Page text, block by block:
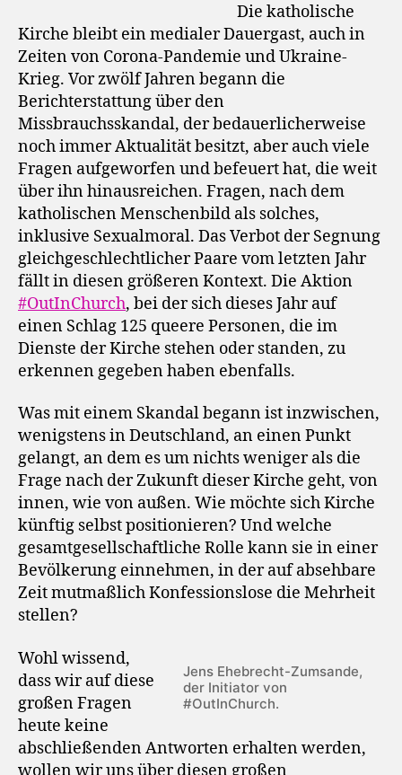
Die katholische
Kirche bleibt ein medialer Dauergast, auch in
Zeiten von Corona-Pandemie und Ukraine-
Krieg. Vor zwölf Jahren begann die
Berichterstattung über den
Missbrauchsskandal, der bedauerlicherweise
noch immer Aktualität besitzt, aber auch viele
Fragen aufgeworfen und befeuert hat, die weit
über ihn hinausreichen. Fragen, nach dem
katholischen Menschenbild als solches,
inklusive Sexualmoral. Das Verbot der Segnung
gleichgeschlechtlicher Paare vom letzten Jahr
fällt in diesen größeren Kontext. Die Aktion
#OutInChurch, bei der sich dieses Jahr auf
einen Schlag 125 queere Personen, die im
Dienste der Kirche stehen oder standen, zu
erkennen gegeben haben ebenfalls.
Was mit einem Skandal begann ist inzwischen,
wenigstens in Deutschland, an einen Punkt
gelangt, an dem es um nichts weniger als die
Frage nach der Zukunft dieser Kirche geht, von
innen, wie von außen. Wie möchte sich Kirche
künftig selbst positionieren? Und welche
gesamtgesellschaftliche Rolle kann sie in einer
Bevölkerung einnehmen, in der auf absehbare
Zeit mutmaßlich Konfessionslose die Mehrheit
stellen?
Jens Ehebrecht-Zumsande,
der Initiator von
#OutInChurch.
Wohl wissend,
dass wir auf diese
großen Fragen
heute keine
abschließenden Antworten erhalten werden,
wollen wir uns über diesen großen